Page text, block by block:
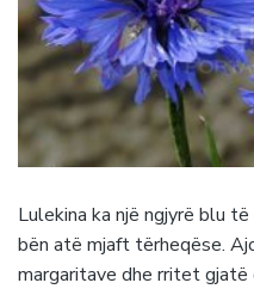
Lulekina ka një ngjyrë blu
bën atë mjaft tërheqëse.
margaritave dhe rritet